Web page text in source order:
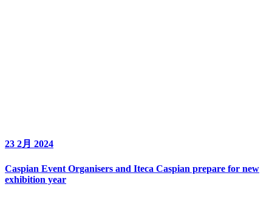
23 2月 2024
Caspian Event Organisers and Iteca Caspian prepare for new
exhibition year